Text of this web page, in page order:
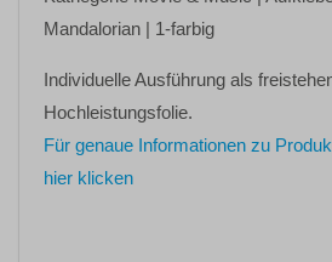
Mandalorian | 1-farbig
Individuelle Ausführung als
Hochleistungsfolie.
Für genaue Informationen zu
hier klicken